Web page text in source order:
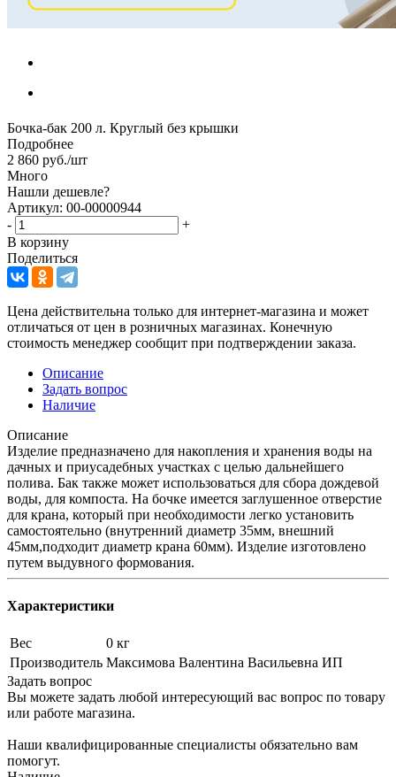
Бочка-бак 200 л. Круглый без крышки
Подробнее
2 860 руб./шт
Много
Нашли дешевле?
Артикул: 00-00000944
-
+
В корзину
Поделиться
Цена действительна только для интернет-магазина и может
отличаться от цен в розничных магазинах. Конечную
стоимость менеджер сообщит при подтверждении заказа.
Описание
Задать вопрос
Наличие
Описание
Изделие предназначено для накопления и хранения воды на
дачных и приусадебных участках с целью дальнейшего
полива. Бак также может использоваться для сбора дождевой
воды, для компоста. На бочке имеется заглушенное отверстие
для крана, который при необходимости легко установить
самостоятельно (внутренний диаметр 35мм, внешний
45мм,подходит диаметр крана 60мм). Изделие изготовлено
путем выдувного формования.
Характеристики
Вес
0 кг
Производитель Максимова Валентина Васильевна ИП
Задать вопрос
Вы можете задать любой интересующий вас вопрос по товару
или работе магазина.
Наши квалифицированные специалисты обязательно вам
помогут.